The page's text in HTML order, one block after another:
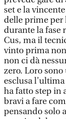
set e la
delle prime per
durante la fase
Cus, ma il
vinto prima
non ci dà
zero. Loro
esclusa
ha fatto step in
bravi a fare
pensando solo